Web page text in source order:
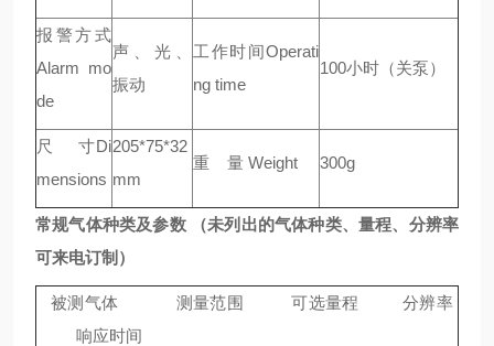
报警方式
Alarm mo
de
声、光、
振动
工作时间Operati
ng time
100小时（关泵）
尺 寸Di
mensions
205*75*32
mm
重 量 Weight 300g
常规气体种类及参数 （未列出的气体种类、量程、分辨率
可来电订制）
被测气体 测量范围 可选量程 分辨率
响应时间